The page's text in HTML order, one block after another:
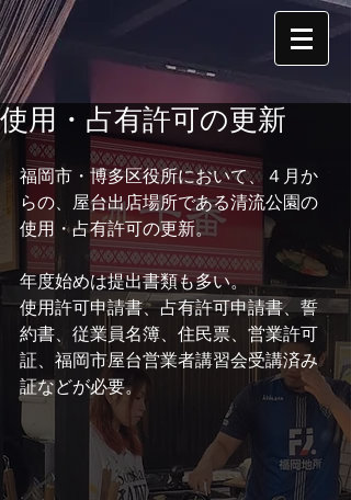
使用・占有許可の更新
福岡市・博多区役所において、４月か
らの、屋台出店場所である清流公園の
使用・占有許可の更新。
年度始めは提出書類も多い。
使用許可申請書、占有許可申請書、誓
約書、従業員名簿、住民票、営業許可
証、福岡市屋台営業者講習会受講済み
証などが必要。